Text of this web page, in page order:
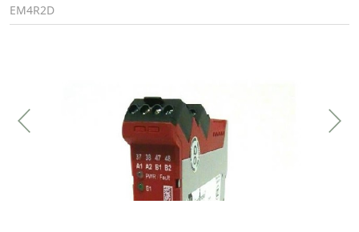
EM4R2D